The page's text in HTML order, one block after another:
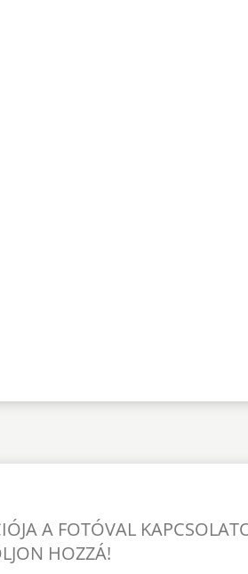
A FOTÓVAL
HOZZÁ!